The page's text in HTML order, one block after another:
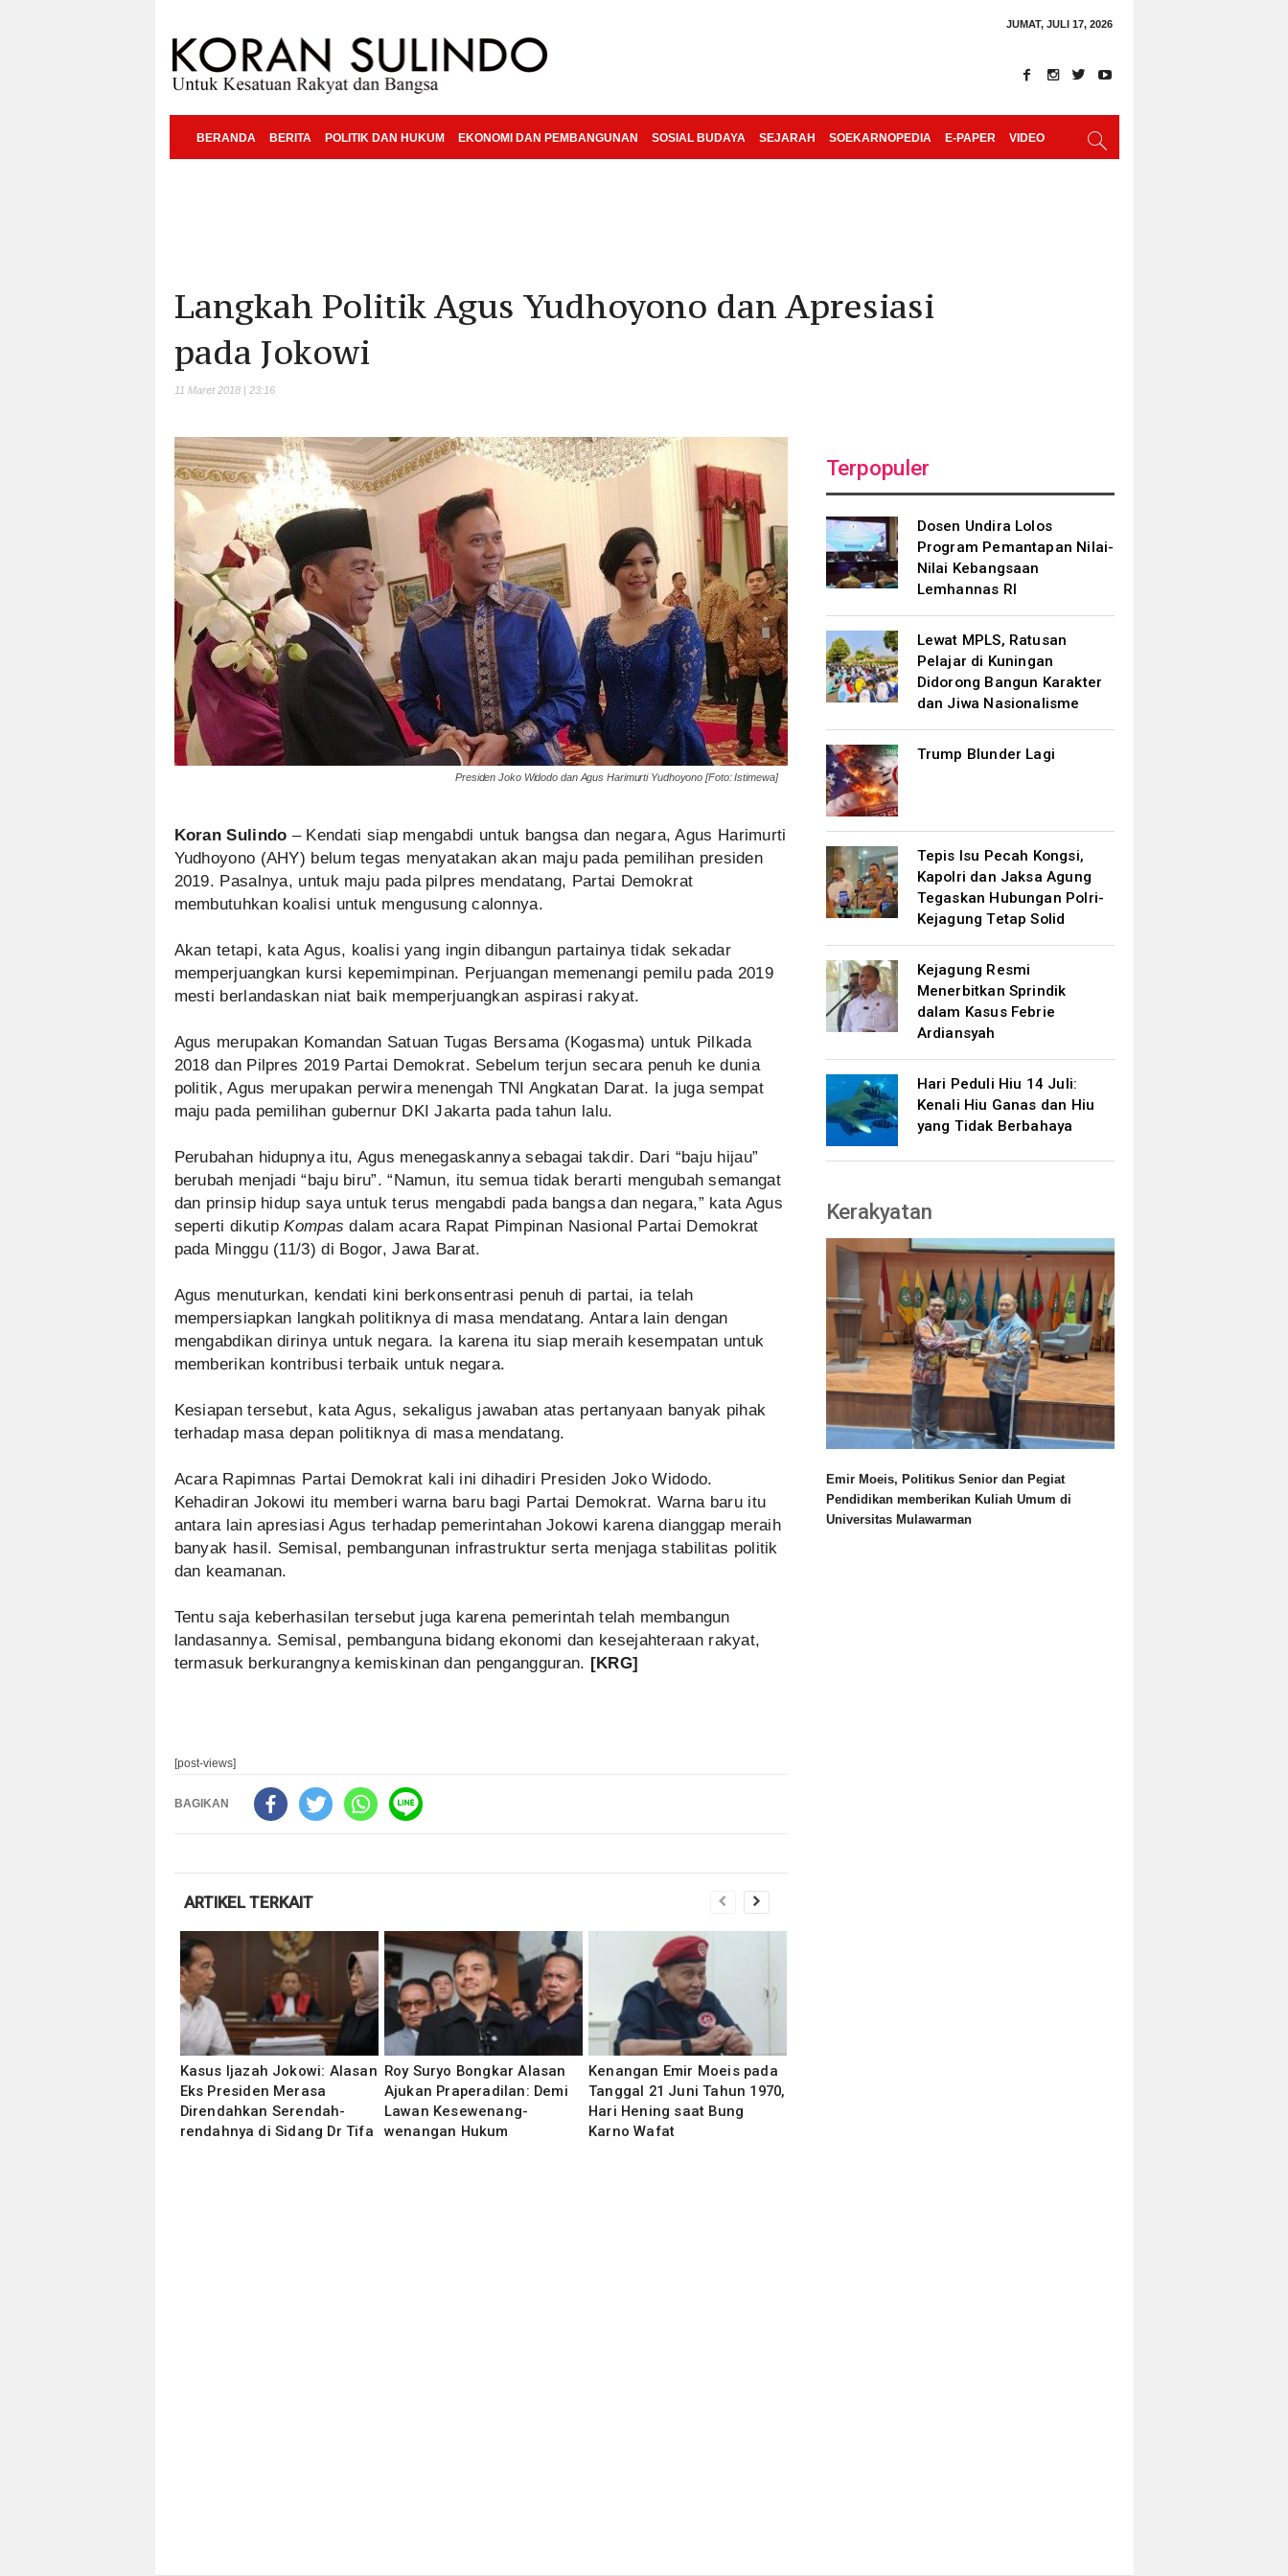
JUMAT, JULI 17, 2026
BERANDA BERITA POLITIK DAN HUKUM EKONOMI DAN PEMBANGUNAN SOSIAL BUDAYA SEJARAH SOEKARNOPEDIA E-PAPER VIDEO
Langkah Politik Agus Yudhoyono dan Apresiasi
pada Jokowi
11 Maret 2018 | 23:16
Presiden Joko Widodo dan Agus Harimurti Yudhoyono [Foto: Istimewa]
Koran Sulindo – Kendati siap mengabdi untuk bangsa dan negara, Agus Harimurti
Yudhoyono (AHY) belum tegas menyatakan akan maju pada pemilihan presiden
2019. Pasalnya, untuk maju pada pilpres mendatang, Partai Demokrat
membutuhkan koalisi untuk mengusung calonnya.
Akan tetapi, kata Agus, koalisi yang ingin dibangun partainya tidak sekadar
memperjuangkan kursi kepemimpinan. Perjuangan memenangi pemilu pada 2019
mesti berlandaskan niat baik memperjuangkan aspirasi rakyat.
Agus merupakan Komandan Satuan Tugas Bersama (Kogasma) untuk Pilkada
2018 dan Pilpres 2019 Partai Demokrat. Sebelum terjun secara penuh ke dunia
politik, Agus merupakan perwira menengah TNI Angkatan Darat. Ia juga sempat
maju pada pemilihan gubernur DKI Jakarta pada tahun lalu.
Perubahan hidupnya itu, Agus menegaskannya sebagai takdir. Dari “baju hijau”
berubah menjadi “baju biru”. “Namun, itu semua tidak berarti mengubah semangat
dan prinsip hidup saya untuk terus mengabdi pada bangsa dan negara,” kata Agus
seperti dikutipKompas dalam acara Rapat Pimpinan Nasional Partai Demokrat
pada Minggu (11/3) di Bogor, Jawa Barat.
Agus menuturkan, kendati kini berkonsentrasi penuh di partai, ia telah
mempersiapkan langkah politiknya di masa mendatang. Antara lain dengan
mengabdikan dirinya untuk negara. Ia karena itu siap meraih kesempatan untuk
memberikan kontribusi terbaik untuk negara.
Kesiapan tersebut, kata Agus, sekaligus jawaban atas pertanyaan banyak pihak
terhadap masa depan politiknya di masa mendatang.
Acara Rapimnas Partai Demokrat kali ini dihadiri Presiden Joko Widodo.
Kehadiran Jokowi itu memberi warna baru bagi Partai Demokrat. Warna baru itu
antara lain apresiasi Agus terhadap pemerintahan Jokowi karena dianggap meraih
banyak hasil. Semisal, pembangunan infrastruktur serta menjaga stabilitas politik
dan keamanan.
Tentu saja keberhasilan tersebut juga karena pemerintah telah membangun
landasannya. Semisal, pembanguna bidang ekonomi dan kesejahteraan rakyat,
termasuk berkurangnya kemiskinan dan pengangguran. [KRG]
[post-views]
BAGIKAN
ARTIKEL TERKAIT
Kasus Ijazah Jokowi: Alasan
Eks Presiden Merasa
Direndahkan Serendah-
rendahnya di Sidang Dr Tifa
Roy Suryo Bongkar Alasan
Ajukan Praperadilan: Demi
Lawan Kesewenang-
wenangan Hukum
Kenangan Emir Moeis pada
Tanggal 21 Juni Tahun 1970,
Hari Hening saat Bung
Karno Wafat
Terpopuler
Dosen Undira Lolos
Program Pemantapan Nilai-
Nilai Kebangsaan
Lemhannas RI
Lewat MPLS, Ratusan
Pelajar di Kuningan
Didorong Bangun Karakter
dan Jiwa Nasionalisme
Trump Blunder Lagi
Tepis Isu Pecah Kongsi,
Kapolri dan Jaksa Agung
Tegaskan Hubungan Polri-
Kejagung Tetap Solid
Kejagung Resmi
Menerbitkan Sprindik
dalam Kasus Febrie
Ardiansyah
Hari Peduli Hiu 14 Juli:
Kenali Hiu Ganas dan Hiu
yang Tidak Berbahaya
Kerakyatan
Emir Moeis, Politikus Senior dan Pegiat
Pendidikan memberikan Kuliah Umum di
Universitas Mulawarman